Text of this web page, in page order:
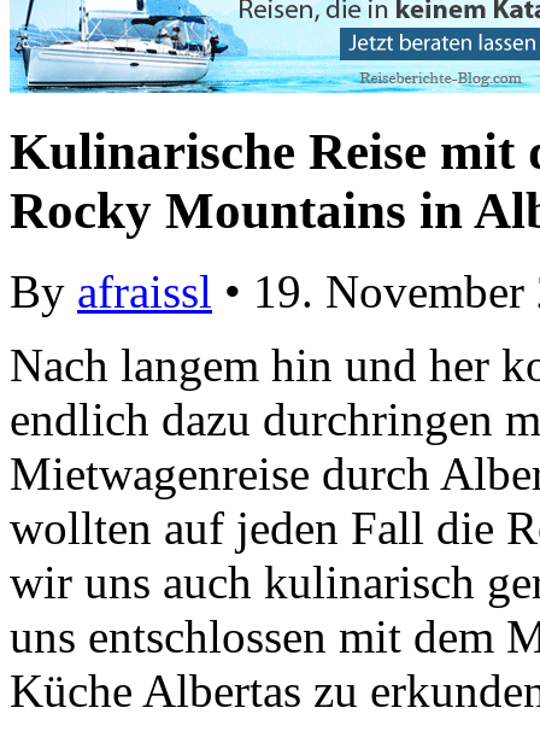
Kulinarische Reise mit
Rocky Mountains in
By afraissl • 19. November
Nach langem hin und her
endlich dazu durchringen
Mietwagenreise durch
wollten auf jeden Fall die
wir uns auch kulinarisch
uns entschlossen mit dem
Küche Albertas zu